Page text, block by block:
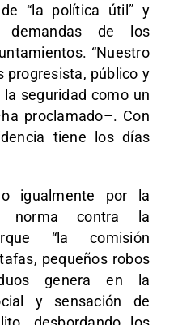
“la política útil” y
demandas de los
“Nuestro
progresista, público y
seguridad como un
proclamado–. Con
tiene los días
igualmente por la
norma contra la
“la comisión
pequeños robos
genera en la
y sensación de